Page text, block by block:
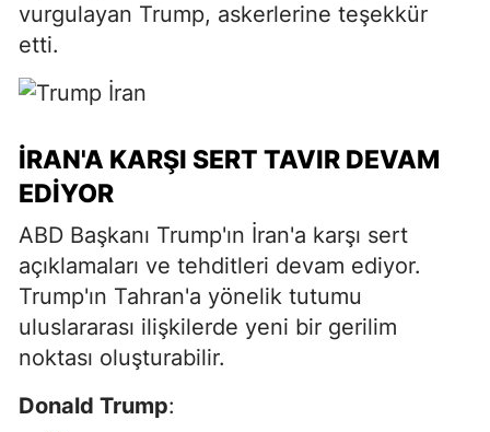
vurgulayan Trump, askerlerine teşekkür
etti.
İRAN'A KARŞI SERT TAVIR DEVAM
EDIYOR
ABD Başkanı Trump'ın İran'a karşı sert
açıklamaları ve tehditleri devam ediyor.
Trump'ın Tahran'a yönelik tutumu
uluslararası ilişkilerde yeni bir gerilim
noktası oluşturabilir.
Donald Trump: